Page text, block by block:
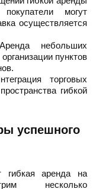
могут
осуществляется
небольших
пунктов
торговых
гибкой
успешного
гибкая аренда на
несколько